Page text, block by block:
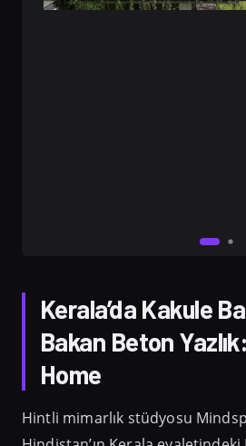
Kerala’da Kakule
Bakan Beton
Home
Hintli mimarlık stüdyosu